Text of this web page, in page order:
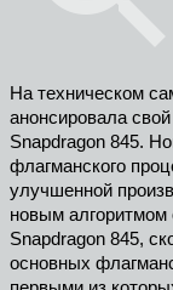
На техническом
анонсировала
Snapdragon 845.
флагманского
улучшенной
новым алгоритмом
Snapdragon 845,
основных